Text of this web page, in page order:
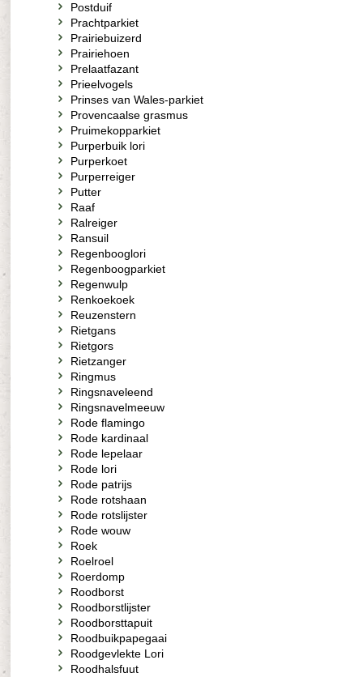
Postduif
Prachtparkiet
Prairiebuizerd
Prairiehoen
Prelaatfazant
Prieelvogels
Prinses van Wales-parkiet
Provencaalse grasmus
Pruimekopparkiet
Purperbuik lori
Purperkoet
Purperreiger
Putter
Raaf
Ralreiger
Ransuil
Regenbooglori
Regenboogparkiet
Regenwulp
Renkoekoek
Reuzenstern
Rietgans
Rietgors
Rietzanger
Ringmus
Ringsnaveleend
Ringsnavelmeeuw
Rode flamingo
Rode kardinaal
Rode lepelaar
Rode lori
Rode patrijs
Rode rotshaan
Rode rotslijster
Rode wouw
Roek
Roelroel
Roerdomp
Roodborst
Roodborstlijster
Roodborsttapuit
Roodbuikpapegaai
Roodgevlekte Lori
Roodhalsfuut